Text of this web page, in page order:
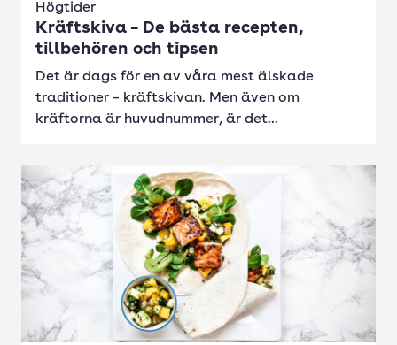
Högtider
Kräftskiva – De bästa recepten,
tillbehören och tipsen
Det är dags för en av våra mest älskade
traditioner – kräftskivan. Men även om
kräftorna är huvudnummer, är det...